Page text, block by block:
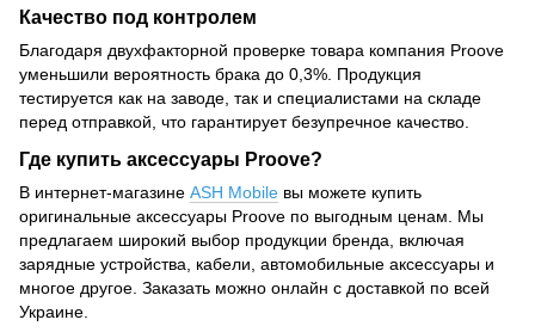
Качество под контролем
Благодаря двухфакторной проверке товара компания Proove
уменьшили вероятность брака до 0,3%. Продукция
тестируется как на заводе, так и специалистами на складе
перед отправкой, что гарантирует безупречное качество.
Где купить аксессуары Proove?
В интернет-магазине ASH Mobile вы можете купить
оригинальные аксессуары Proove по выгодным ценам. Мы
предлагаем широкий выбор продукции бренда, включая
зарядные устройства, кабели, автомобильные аксессуары и
многое другое. Заказать можно онлайн с доставкой по всей
Украине.